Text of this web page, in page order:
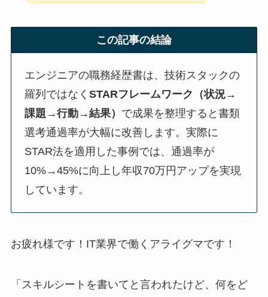
この記事の結論
エンジニアの職務経歴書は、技術スタックの
羅列ではなくSTARフレームワーク（状況→
課題→行動→結果） で成果を整理すると書類
選考通過率が大幅に改善します。実際に
STAR法を適用した事例では、通過率が
10%→45%に向上し年収70万円アップを実現
しています。
お疲れ様です！IT業界で働くアライグマです！
「スキルシートを書いてと言われたけど、何をど